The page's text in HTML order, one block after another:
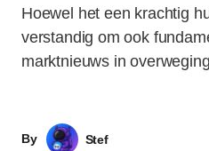
Hoewel het een krachtig
verstandig om ook
marktnieuws in
By
Stef